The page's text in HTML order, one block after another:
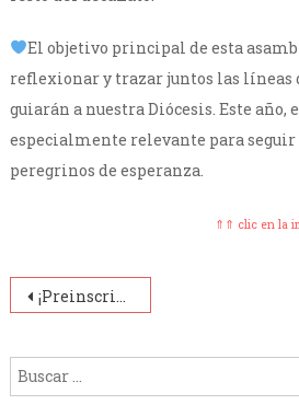
El objetivo principal de esta
reflexionar y trazar juntos las líneas
guiarán a nuestra Diócesis. Este año,
especialmente relevante para
peregrinos de esperanza.
⇑⇑ clic en la
Navegación
entradas
¡Preinscripciones Abiertas-Nivel Primario-Ciclo Lectivo 2026!